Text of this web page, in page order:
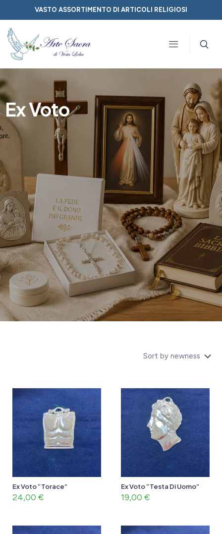
VASTO ASSORTIMENTO DI ARTICOLI RELIGIOSI
Ex Voto
Ex Voto “Torace”
24,00 €
Ex Voto “Testa Di Uomo”
19,00 €